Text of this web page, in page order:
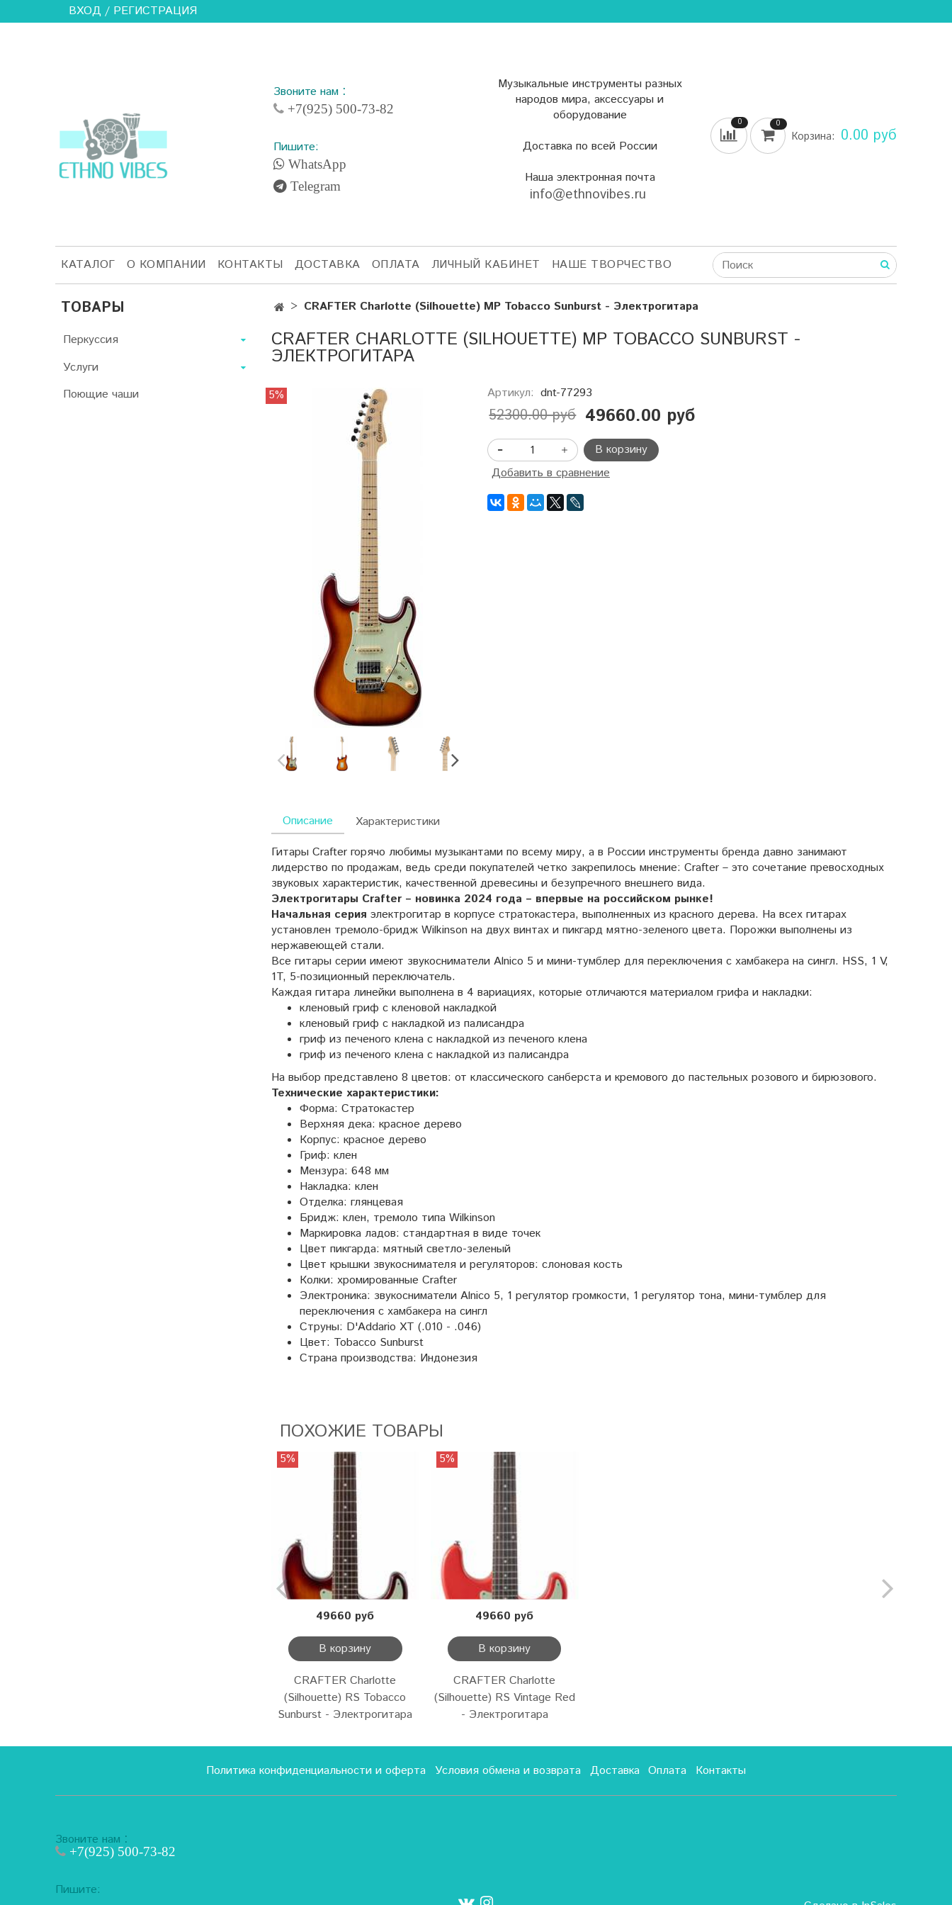
ВХОД / РЕГИСТРАЦИЯ
Звоните нам :
+7(925) 500-73-82
Пишите:
WhatsApp
Telegram
Музыкальные инструменты разных
народов мира, аксессуары и
оборудование
Доставка по всей России
Наша электронная почта
info@ethnovibes.ru
0 0
Корзина: 0.00 руб
КАТАЛОГ О КОМПАНИИ КОНТАКТЫ ДОСТАВКА ОПЛАТА ЛИЧНЫЙ КАБИНЕТ НАШЕ ТВОРЧЕСТВО
CRAFTER Charlotte (Silhouette) MP Tobacco Sunburst - Электрогитара
CRAFTER CHARLOTTE (SILHOUETTE) MP TOBACCO SUNBURST -
ЭЛЕКТРОГИТАРА
5% Артикул: dnt-77293
52300.00 руб 49660.00 руб
В корзину
Добавить в сравнение
Описание
Гитары Crafter горячо любимы музыкантами по всему миру, а в России инструменты бренда давно занимают
лидерство по продажам, ведь среди покупателей четко закрепилось мнение: Crafter – это сочетание превосходных
звуковых характеристик, качественной древесины и безупречного внешнего вида.
Электрогитары Crafter – новинка 2024 года – впервые на российском рынке!
Начальная серия электрогитар в корпусе стратокастера, выполненных из красного дерева. На всех гитарах
установлен тремоло-бридж Wilkinson на двух винтах и пикгард мятно-зеленого цвета. Порожки выполнены из
нержавеющей стали.
Все гитары серии имеют звукосниматели Alnico 5 и мини-тумблер для переключения с хамбакера на сингл. HSS, 1 V,
1T, 5-позиционный переключатель.
Каждая гитара линейки выполнена в 4 вариациях, которые отличаются материалом грифа и накладки:
кленовый гриф с кленовой накладкой
кленовый гриф с накладкой из палисандра
гриф из печеного клена с накладкой из печеного клена
гриф из печеного клена с накладкой из палисандра
На выбор представлено 8 цветов: от классического санберста и кремового до пастельных розового и бирюзового.
Технические характеристики:
Форма: Стратокастер
Верхняя дека: красное дерево
Корпус: красное дерево
Гриф: клен
Мензура: 648 мм
Накладка: клен
Отделка: глянцевая
Бридж: клен, тремоло типа Wilkinson
Маркировка ладов: стандартная в виде точек
Цвет пикгарда: мятный светло-зеленый
Цвет крышки звукоснимателя и регуляторов: слоновая кость
Колки: хромированные Сrafter
Электроника: звукосниматели Alnico 5, 1 регулятор громкости, 1 регулятор тона, мини-тумблер для
переключения с хамбакера на сингл
Струны: D'Addario XT (.010 - .046)
Цвет: Tobacco Sunburst
Страна производства: Индонезия
Характеристики
ПОХОЖИЕ ТОВАРЫ
5%
49660 руб
В корзину
CRAFTER Charlotte
(Silhouette) RS Tobacco
Sunburst - Электрогитара
5%
49660 руб
В корзину
CRAFTER Charlotte
(Silhouette) RS Vintage Red
- Электрогитара
ТОВАРЫ
Перкуссия
Услуги
Поющие чаши
Политика конфиденциальности и оферта Условия обмена и возврата Доставка Оплата Контакты
Звоните нам :
+7(925) 500-73-82
Пишите: